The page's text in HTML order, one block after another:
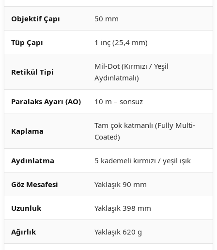
Objektif Çapı 50 mm
Tüp Çapı 1 inç (25,4 mm)
Retikül Tipi
Mil-Dot (Kırmızı / Yeşil
Aydınlatmalı)
Paralaks Ayarı (AO) 10 m – sonsuz
Kaplama
Tam çok katmanlı (Fully Multi-
Coated)
Aydınlatma 5 kademeli kırmızı / yeşil ışık
Göz Mesafesi Yaklaşık 90 mm
Uzunluk Yaklaşık 398 mm
Ağırlık Yaklaşık 620 g